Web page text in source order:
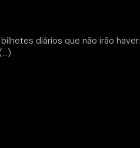
diários que não irão